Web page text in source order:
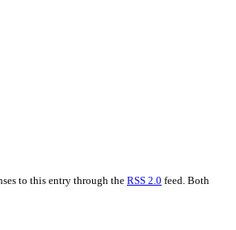
to this entry through the RSS 2.0 feed. Both